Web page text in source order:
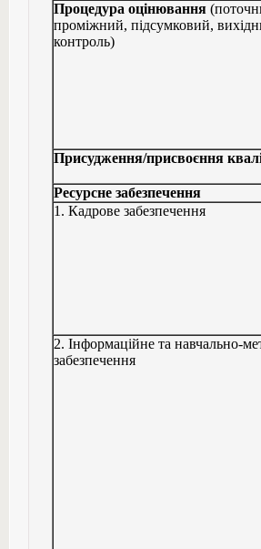
Процедура оцінювання
проміжний, підсумковий,
контроль)
Присудження/присвоєння
Ресурсне забезпечення
1. Кадрове забезпечення
2. Інформаційне та навчально-
забезпечення